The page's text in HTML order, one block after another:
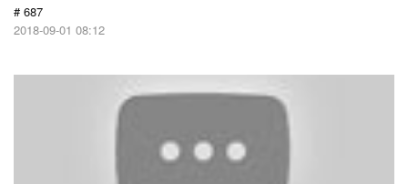
# 687
2018-09-01 08:12